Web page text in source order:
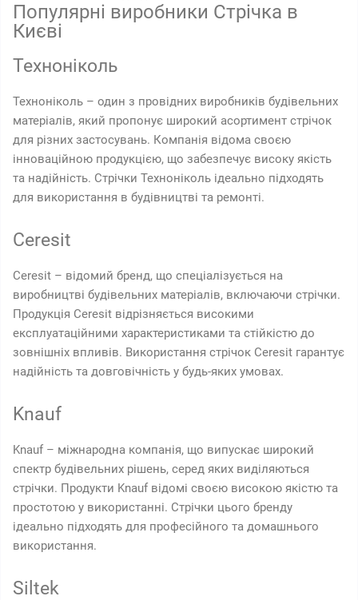
Популярні виробники Стрічка в
Києві
Техноніколь
Техноніколь – один з провідних виробників будівельних
матеріалів, який пропонує широкий асортимент стрічок
для різних застосувань. Компанія відома своєю
інноваційною продукцією, що забезпечує високу якість
та надійність. Стрічки Техноніколь ідеально підходять
для використання в будівництві та ремонті.
Ceresit
Ceresit – відомий бренд, що спеціалізується на
виробництві будівельних матеріалів, включаючи стрічки.
Продукція Ceresit відрізняється високими
експлуатаційними характеристиками та стійкістю до
зовнішніх впливів. Використання стрічок Ceresit гарантує
надійність та довговічність у будь-яких умовах.
Knauf
Knauf – міжнародна компанія, що випускає широкий
спектр будівельних рішень, серед яких виділяються
стрічки. Продукти Knauf відомі своєю високою якістю та
простотою у використанні. Стрічки цього бренду
ідеально підходять для професійного та домашнього
використання.
Siltek